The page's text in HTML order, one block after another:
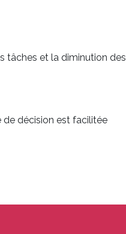
tâches et la diminution des
de décision est facilitée